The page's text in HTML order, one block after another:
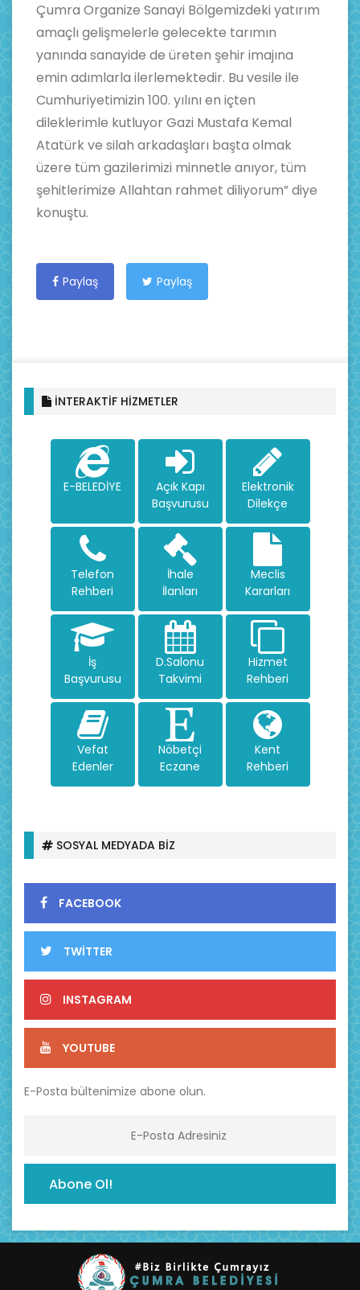
Çumra Organize Sanayi Bölgemizdeki yatırım
amaçlı gelişmelerle gelecekte tarımın
yanında sanayide de üreten şehir imajına
emin adımlarla ilerlemektedir. Bu vesile ile
Cumhuriyetimizin 100. yılını en içten
dileklerimle kutluyor Gazi Mustafa Kemal
Atatürk ve silah arkadaşları başta olmak
üzere tüm gazilerimizi minnetle anıyor, tüm
şehitlerimize Allahtan rahmet diliyorum” diye
konuştu.
Paylaş Paylaş
İNTERAKTİF HİZMETLER
E-BELEDİYE
Açık Kapı
Başvurusu
Elektronik
Dilekçe
Telefon
Rehberi
İhale
İlanları
Meclis
Kararları
İş
Başvurusu
D.Salonu
Takvimi
Hizmet
Rehberi
Vefat
Edenler
Nöbetçi
Eczane
Kent
Rehberi
SOSYAL MEDYADA BİZ
FACEBOOK
TWİTTER
INSTAGRAM
YOUTUBE
E-Posta bültenimize abone olun.
Abone Ol!